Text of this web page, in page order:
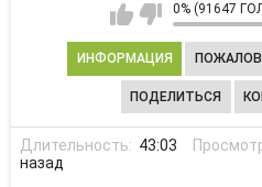
0% (91647
ИНФОРМАЦИЯ
ПОДЕЛИТЬСЯ
Длительность: 43:03
назад